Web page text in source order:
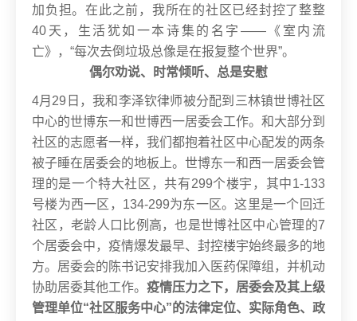
加负担。在此之前，我所在的社区已经封控了整整
40天，生活犹如一本诗集的名字——《室内流
亡》，“每次去倒垃圾总像是在报复整个世界”。
偶尔劝说、时常倾听、总是安慰
4月29日，我和李泽钦律师被分配到三林镇世博社区
中心的世博东一和世博西一居委会工作。和大部分到
社区的志愿者一样，我们都抱着社区中心配发的两条
被子睡在居委会的地板上。 世博东一和西一居委会管
理的是一个特大社区，共有299个楼宇，其中1-133
号楼为西一区，134-299为东一区。这里是一个回迁
社区，老龄人口比例高，也是世博社区中心管理的7
个居委会中，疫情爆发最早、封控楼宇始终最多的地
方。 居委会的陈书记安排我加入医药保障组，并机动
协助居委其他工作。 疫情压力之下，居委会及其上级
管理单位“社区服务中心”的法律定位、实际角色、政